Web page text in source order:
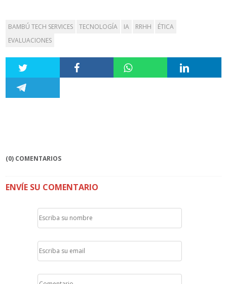
BAMBÚ TECH SERVICES TECNOLOGÍA IA RRHH
ÉTICA
EVALUACIONES
(0) COMENTARIOS
ENVÍE SU COMENTARIO